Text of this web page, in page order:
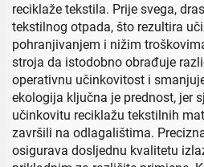
reciklaže tekstila. Prije svega,
tekstilnog otpada, što rezultira
pohranjivanjem i nižim
stroja da istodobno obrađuje
operativnu učinkovitost i
ekologija ključna je prednost, jer
učinkovitu reciklažu tekstilnih
završili na odlagalištima.
osigurava dosljednu kvalitetu